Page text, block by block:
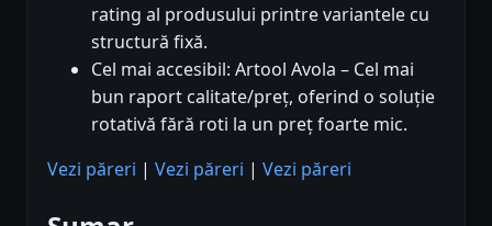
rating al produsului printre variantele cu
structură fixă.
Cel mai accesibil: Artool Avola – Cel mai
bun raport calitate/preț, oferind o soluție
rotativă fără roti la un preț foarte mic.
Vezi păreri | Vezi păreri | Vezi păreri